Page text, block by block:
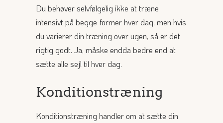
Du behøver selvfølgelig ikke at træne
intensivt på begge former hver dag, men hvis
du varierer din træning over ugen, så er det
rigtig godt. Ja, måske endda bedre end at
sætte alle sejl til hver dag.
Konditionstræning
Konditionstræning handler om at sætte din